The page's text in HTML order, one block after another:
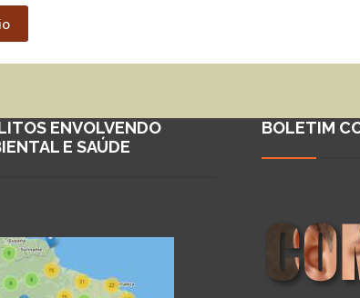
ENVOLVENDO
E SAÚDE
BOLETIM